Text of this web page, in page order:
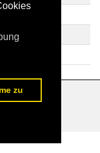
|Kontakt
zu